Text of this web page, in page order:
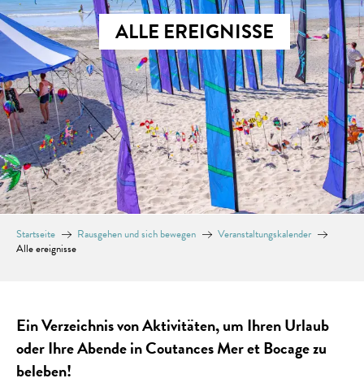
ALLE EREIGNISSE
Startseite Rausgehen und sich bewegen
Veranstaltungskalender
Alle ereignisse
Ein Verzeichnis von Aktivitäten, um Ihren Urlaub
oder Ihre Abende in Coutances Mer et Bocage zu
beleben!